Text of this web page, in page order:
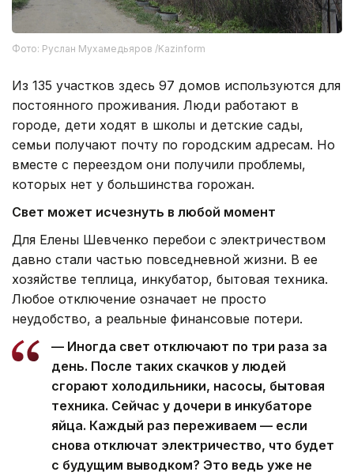
Фото: Руслан Мухамедьяров /Kazinform
Из 135 участков здесь 97 домов используются для
постоянного проживания. Люди работают в
городе, дети ходят в школы и детские сады,
семьи получают почту по городским адресам. Но
вместе с переездом они получили проблемы,
которых нет у большинства горожан.
Свет может исчезнуть в любой момент
Для Елены Шевченко перебои с электричеством
давно стали частью повседневной жизни. В ее
хозяйстве теплица, инкубатор, бытовая техника.
Любое отключение означает не просто
неудобство, а реальные финансовые потери.
— Иногда свет отключают по три раза за
день. После таких скачков у людей
сгорают холодильники, насосы, бытовая
техника. Сейчас у дочери в инкубаторе
яйца. Каждый раз переживаем — если
снова отключат электричество, что будет
с будущим выводком? Это ведь уже не